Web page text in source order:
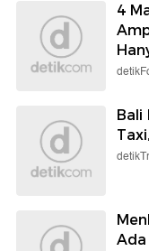
4
Bali